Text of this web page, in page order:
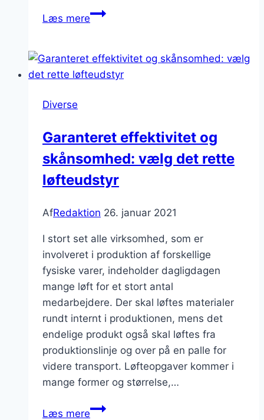
Læs mereBlå
mange
uforglemmelige
Diverse
Garanteret effektivitet og
skånsomhed: vælg det rette
løfteudstyr
AfRedaktion 26. januar 2021
I stort set alle virksomhed, som er
involveret i produktion af forskellige
fysiske varer, indeholder dagligdagen
mange løft for et stort antal
medarbejdere. Der skal løftes materialer
rundt internt i produktionen, mens det
endelige produkt også skal løftes fra
produktionslinje og over på en palle for
videre transport. Løfteopgaver kommer i
mange former og størrelse,…
Læs mereGaranteret